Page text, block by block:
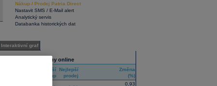
Nákup/ Prodej Patria Direct
Nastavit SMS / E-Mail alert
Analytický servis
Databanka historických dat
Interaktivní graf
Všechny trhy online
Nejlepší
nákup
Nejlepší
prodej
Změna
(%)
0,93